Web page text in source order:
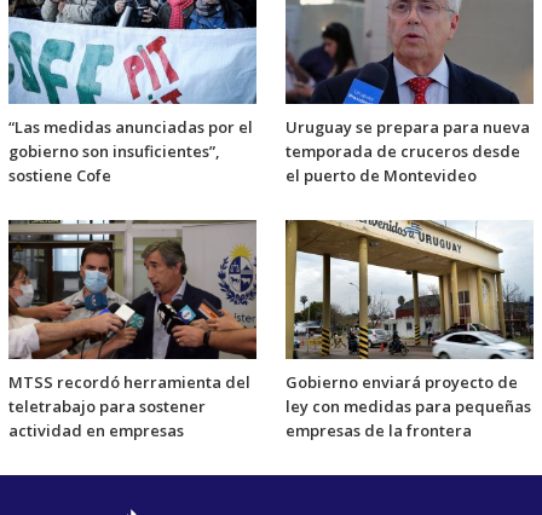
“Las medidas anunciadas por el
gobierno son insuficientes”,
sostiene Cofe
Uruguay se prepara para nueva
temporada de cruceros desde
el puerto de Montevideo
MTSS recordó herramienta del
teletrabajo para sostener
actividad en empresas
Gobierno enviará proyecto de
ley con medidas para pequeñas
empresas de la frontera